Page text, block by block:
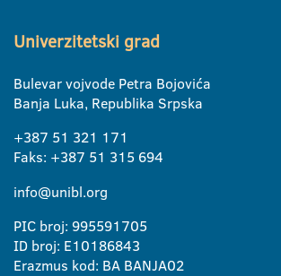
Univerzitetski grad
Bulevar vojvode Petra Bojovića
Banja Luka, Republika Srpska
+387 51 321 171
Faks: +387 51 315 694
info@unibl.org
PIC broj: 995591705
ID broj: E10186843
Erazmus kod: BA BANJA02